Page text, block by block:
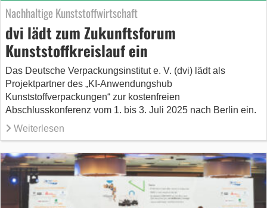
Nachhaltige Kunststoffwirtschaft
dvi lädt zum Zukunftsforum
Kunststoffkreislauf ein
Das Deutsche Verpackungsinstitut e. V. (dvi) lädt als
Projektpartner des „KI-Anwendungshub
Kunststoffverpackungen“ zur kostenfreien
Abschlusskonferenz vom 1. bis 3. Juli 2025 nach Berlin ein.
Weiterlesen